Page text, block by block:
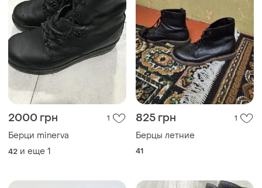
2000 грн 1
Берци minerva
42 и еще 1
825 грн 1
Берцы летние
41